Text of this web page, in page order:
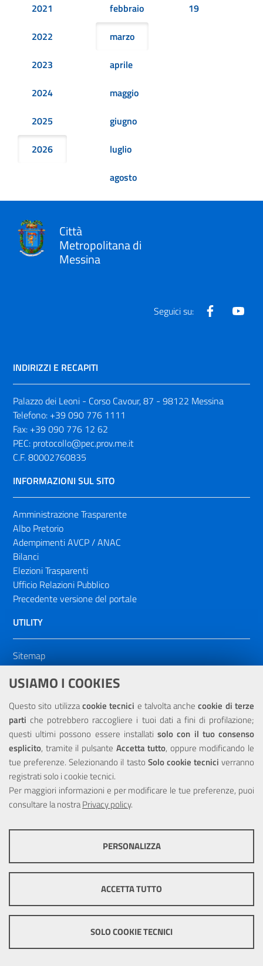
USIAMO I COOKIES
Questo sito utilizzacookie tecnici e talvolta anchecookie di terze
parti che potrebbero raccogliere i tuoi dati a fini di profilazione;
questi ultimi possono essere installatisolo con il tuo consenso
esplicito, tramite il pulsante Accetta tutto, oppure modificando le
tue preferenze. Selezionando il tasto Solo cookie tecnici verranno
registrati solo i cookie tecnici.
Per maggiori informazioni e per modificare le tue preferenze, puoi
consultare la nostraPrivacy policy.
ottimale per ogni utente. Essi non raccolgono i tuoi dati e le tue
informazioni di navigazione per scopi di marketing e profilazione, e
pertanto possono essere utilizzati senza bisogno di acquisire il tuo
PERSONALIZZA
ACCETTA TUTTO
SOLO COOKIE TECNICI
2021
2022
2023
2024
2025
2026
febbraio
marzo
aprile
maggio
giugno
luglio
agosto
19
Città
Metropolitana di
Messina
Seguici su: Facebook
INDIRIZZI E RECAPITI
Palazzo dei Leoni - Corso Cavour, 87 - 98122 Messina
Telefono: +39 090 776 1111
Fax: +39 090 776 12 62
PEC: protocollo@pec.prov.me.it
C.F. 80002760835
INFORMAZIONI SUL SITO
Amministrazione Trasparente
Albo Pretorio
Adempimenti AVCP / ANAC
Bilanci
Elezioni Trasparenti
Ufficio Relazioni Pubblico
Precedente versione del portale
UTILITY
Sitemap
Dichiarazione di accessibilità
NOTE LEGALI
Privacy
Portale realizzato con la partecipazione finanziaria dell'Unione
Europea tramite i fondi del POR Sicilia 2000/2006 Misura 6.05 -
Impostazioni Cookie